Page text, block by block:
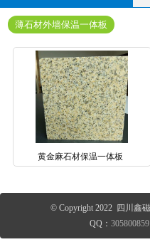
薄石材外墙保温一体板
黄金麻石材保温一体板
© Copyright 2022 四川鑫
QQ：305800859